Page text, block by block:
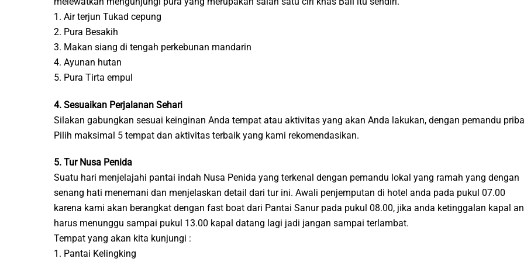
1. Air terjun Tukad cepung
2. Pura Besakih
3. Makan siang di tengah perkebunan mandarin
4. Ayunan hutan
5. Pura Tirta empul
4. Sesuaikan Perjalanan Sehari
Silakan gabungkan sesuai keinginan Anda tempat atau aktivitas yang akan Anda lakukan, dengan pemandu
Pilih maksimal 5 tempat dan aktivitas terbaik yang kami rekomendasikan.
5. Tur Nusa Penida
Suatu hari menjelajahi pantai indah Nusa Penida yang terkenal dengan pemandu lokal yang ramah yang dengan
senang hati menemani dan menjelaskan detail dari tur ini. Awali penjemputan di hotel anda pada pukul 07.00
karena kami akan berangkat dengan fast boat dari Pantai Sanur pada pukul 08.00, jika anda ketinggalan kapal
harus menunggu sampai pukul 13.00 kapal datang lagi jadi jangan sampai terlambat.
Tempat yang akan kita kunjungi :
1. Pantai Kelingking